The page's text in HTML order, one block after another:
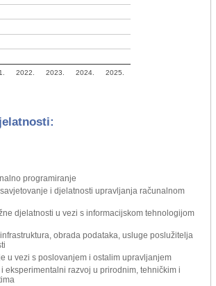
2022. 2023. 2024. 2025.
programiranje
i djelatnosti upravljanja računalnom
djelatnosti u vezi s informacijskom tehnologijom
obrada podataka, usluge poslužitelja
u vezi s poslovanjem i ostalim upravljanjem
eksperimentalni razvoj u prirodnim, tehničkim i